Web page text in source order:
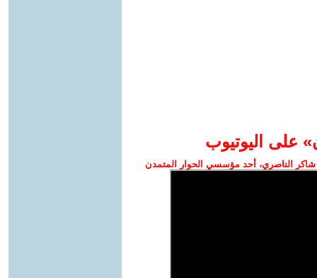
على اليوتيوب
الناصري، أحد مؤسسي الحوار المتمدن